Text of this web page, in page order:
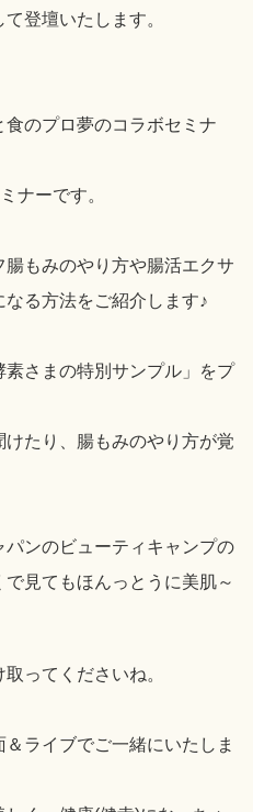
登壇いたします。
食のプロ夢のコラボセミナ
ナーです。
もみのやり方や腸活エクサ
る方法をご紹介します♪
さまの特別サンプル」をプ
たり、腸もみのやり方が覚
ンのビューティキャンプの
見てもほんっとうに美肌～
ってくださいね。
ライブでご一緒にいたしま